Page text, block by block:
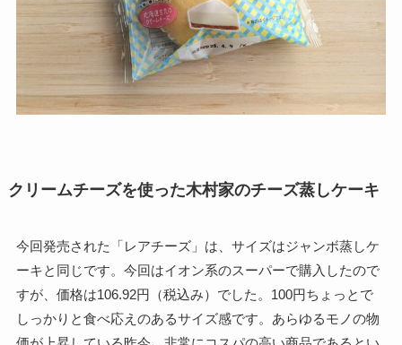
クリームチーズを使った木村家のチーズ蒸しケーキ
今回発売された「レアチーズ」は、サイズはジャンボ蒸しケ
ーキと同じです。今回はイオン系のスーパーで購入したので
すが、価格は106.92円（税込み）でした。100円ちょっとで
しっかりと食べ応えのあるサイズ感です。あらゆるモノの物